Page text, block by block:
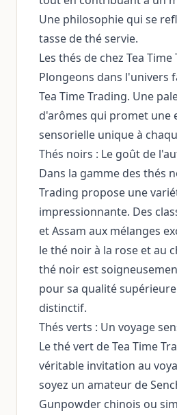
Une philosophie qui se
tasse de thé servie.
Les thés de chez Tea Time
Plongeons dans l'univers
Tea Time Trading. Une
d'arômes qui promet une
sensorielle unique à
Thés noirs : Le goût de
Dans la gamme des thés
Trading propose une
impressionnante. Des
et Assam aux mélanges
le thé noir à la rose et au
thé noir est
pour sa qualité
distinctif.
Thés verts : Un voyage
Le thé vert de Tea Time
véritable invitation au
soyez un amateur de
Gunpowder chinois ou